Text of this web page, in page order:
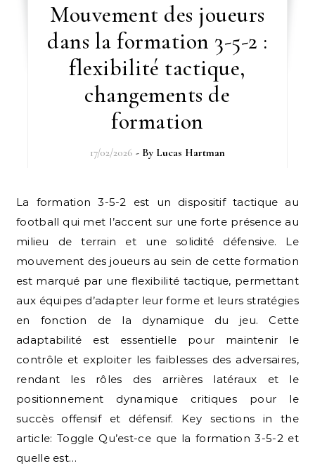
Mouvement des joueurs
dans la formation 3-5-2 :
flexibilité tactique,
changements de
formation
17/02/2026 - By Lucas Hartman
La formation 3-5-2 est un dispositif tactique au
football qui met l’accent sur une forte présence au
milieu de terrain et une solidité défensive. Le
mouvement des joueurs au sein de cette formation
est marqué par une flexibilité tactique, permettant
aux équipes d’adapter leur forme et leurs stratégies
en fonction de la dynamique du jeu. Cette
adaptabilité est essentielle pour maintenir le
contrôle et exploiter les faiblesses des adversaires,
rendant les rôles des arrières latéraux et le
positionnement dynamique critiques pour le
succès offensif et défensif. Key sections in the
article: Toggle Qu’est-ce que la formation 3-5-2 et
quelle est…